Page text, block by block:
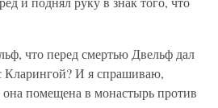
что перед смертью Двельф дал
Кларингой? И я спрашиваю,
она помещена в монастырь против